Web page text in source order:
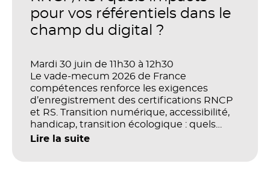
pour vos référentiels dans le
champ du digital ?
Mardi 30 juin de 11h30 à 12h30
Le vade-mecum 2026 de France
compétences renforce les exigences
d’enregistrement des certifications RNCP
et RS. Transition numérique, accessibilité,
handicap, transition écologique : quels
impacts concrets pour les référentiels dans
Lire la suite